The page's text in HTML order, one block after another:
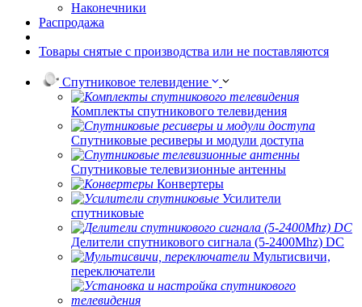
Наконечники
Распродажа
Товары снятые с производства или не поставляются
Спутниковое телевидение
Комплекты спутникового телевидения
Спутниковые ресиверы и модули доступа
Спутниковые телевизионные антенны
Конвертеры
Усилители
спутниковые
Делители спутникового сигнала (5-2400Mhz) DC
Мультисвичи,
переключатели